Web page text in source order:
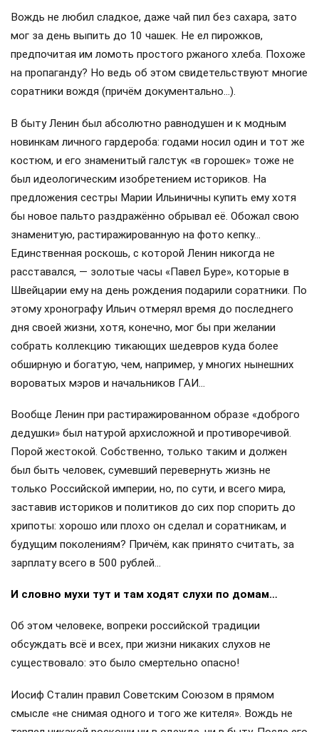
Вождь не любил сладкое, даже чай пил без сахара, зато
мог за день выпить до 10 чашек. Не ел пирожков,
предпочитая им ломоть простого ржаного хлеба. Похоже
на пропаганду? Но ведь об этом свидетельствуют многие
соратники вождя (причём документально…).
В быту Ленин был абсолютно равнодушен и к модным
новинкам личного гардероба: годами носил один и тот же
костюм, и его знаменитый галстук «в горошек» тоже не
был идеологическим изобретением историков. На
предложения сестры Марии Ильиничны купить ему хотя
бы новое пальто раздражённо обрывал её. Обожал свою
знаменитую, растиражированную на фото кепку…
Единственная роскошь, с которой Ленин никогда не
расставался, — золотые часы «Павел Буре», которые в
Швейцарии ему на день рождения подарили соратники. По
этому хронографу Ильич отмерял время до последнего
дня своей жизни, хотя, конечно, мог бы при желании
собрать коллекцию тикающих шедевров куда более
обширную и богатую, чем, например, у многих нынешних
вороватых мэров и начальников ГАИ…
Вообще Ленин при растиражированном образе «доброго
дедушки» был натурой архисложной и противоречивой.
Порой жестокой. Собственно, только таким и должен
был быть человек, сумевший перевернуть жизнь не
только Российской империи, но, по сути, и всего мира,
заставив историков и политиков до сих пор спорить до
хрипоты: хорошо или плохо он сделал и соратникам, и
будущим поколениям? Причём, как принято считать, за
зарплату всего в 500 рублей…
И словно мухи тут и там ходят слухи по домам…
Об этом человеке, вопреки российской традиции
обсуждать всё и всех, при жизни никаких слухов не
существовало: это было смертельно опасно!
Иосиф Сталин правил Советским Союзом в прямом
смысле «не снимая одного и того же кителя». Вождь не